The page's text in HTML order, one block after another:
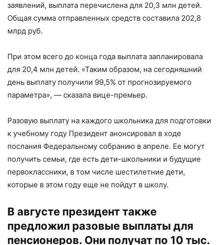
заявлений, выплата перечислена для 20,3 млн детей.
Общая сумма отправленных средств составила 202,8
млрд руб.
При этом всего до конца года выплата запланировала
для 20,4 млн детей. «Таким образом, на сегодняшний
день выплату получили 99,5% от прогнозируемого
параметра», — сказала вице-премьер.
Разовую выплату на каждого школьника для подготовки
к учебному году Президент анонсировал в ходе
послания Федеральному собранию в апреле. Ее могут
получить семьи, где есть дети-школьники и будущие
первоклассники, в том числе шестилетние дети,
которые в этом году еще не пойдут в школу.
В августе президент также
предложил разовые выплаты для
пенсионеров. Они получат по 10 тыс.